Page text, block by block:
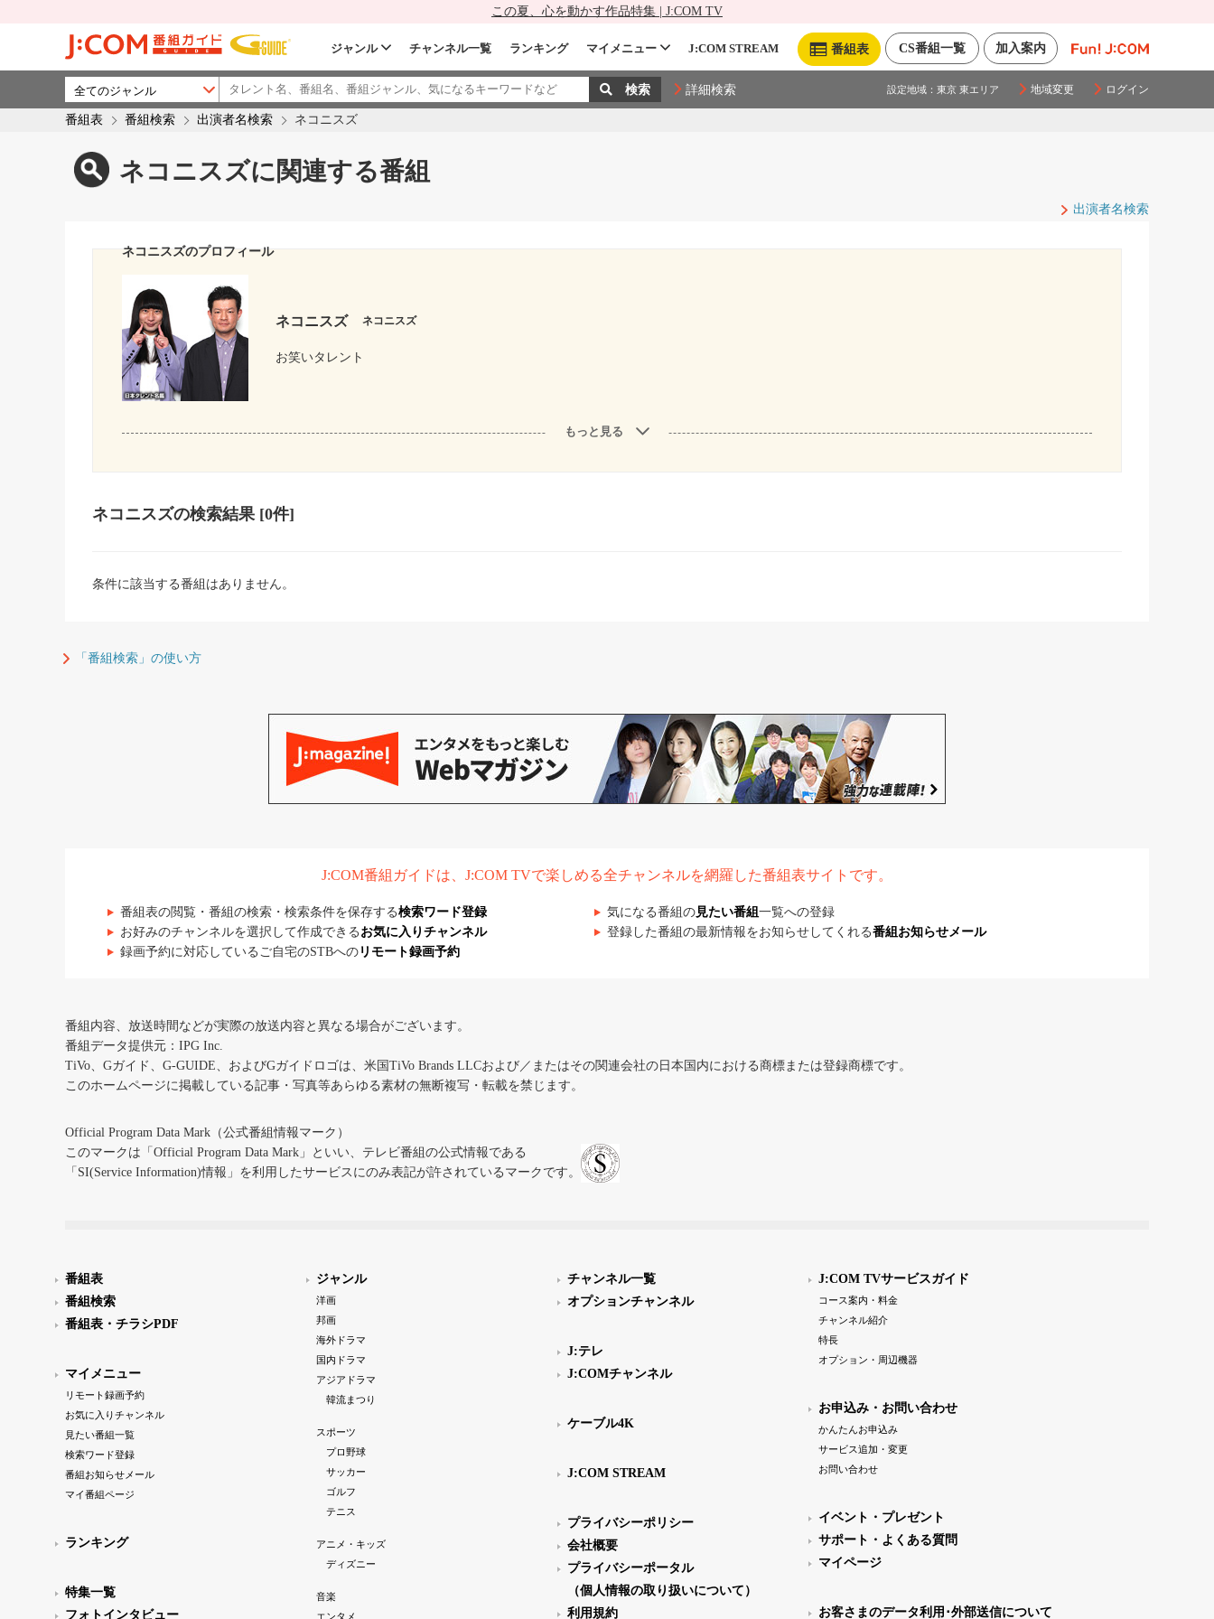
この夏、心を動かす作品特集 | J:COM TV
加入案内
CS番組一覧
番組表
ジャンル チャンネル一覧 ランキング マイメニュー J:COM STREAM
詳細検索 設定地域： 東京 東エリア 地域変更 ログイン
番組表 番組検索 出演者名検索 ネコニスズ
ネコニスズに関連する番組
出演者名検索
ネコニスズのプロフィール
ネコニスズ ネコニスズ
お笑いタレント
もっと見る
ネコニスズの検索結果 [0件]
条件に該当する番組はありません。
「番組検索」の使い方
J:COM番組ガイドは、J:COM TVで楽しめる全チャンネルを網羅した番組表サイトです。
番組表の閲覧・番組の検索・検索条件を保存する検索ワード登録 気になる番組の見たい番組 一覧への登録
お好みのチャンネルを選択して作成できる お気に入りチャンネル 登録した番組の最新情報をお知らせしてくれる番組お知らせメール
録画予約に対応しているご自宅のSTBへの リモート録画予約
番組内容、放送時間などが実際の放送内容と異なる場合がございます。
番組データ提供元：IPG Inc.
TiVo、Gガイド、G-GUIDE、およびGガイドロゴは、米国TiVo Brands LLCおよび／またはその関連会社の日本国内における商標または登録商標です。
このホームページに掲載している記事・写真等あらゆる素材の無断複写・転載を禁じます。
Official Program Data Mark（公式番組情報マーク）
このマークは「Official Program Data Mark」といい、テレビ番組の公式情報である
「SI(Service Information)情報」を利用したサービスにのみ表記が許されているマークです。
番組表
番組検索
番組表・チラシPDF
マイメニュー
リモート録画予約
お気に入りチャンネル
見たい番組一覧
検索ワード登録
番組お知らせメール
マイ番組ページ
ランキング
特集一覧
フォトインタビュー
ジャンル
洋画
邦画
海外ドラマ
国内ドラマ
アジアドラマ
韓流まつり
スポーツ
プロ野球
サッカー
ゴルフ
テニス
アニメ・キッズ
ディズニー
音楽
エンタメ
チャンネル一覧
オプションチャンネル
J:テレ
J:COMチャンネル
ケーブル4K
J:COM STREAM
プライバシーポリシー
会社概要
プライバシーポータル
（個人情報の取り扱いについて）
利用規約
J:COM TVサービスガイド
コース案内・料金
チャンネル紹介
特長
オプション・周辺機器
お申込み・お問い合わせ
かんたんお申込み
サービス追加・変更
お問い合わせ
イベント・プレゼント
サポート・よくある質問
マイページ
お客さまのデータ利用･外部送信について